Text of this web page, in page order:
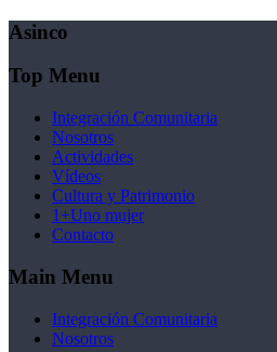
Asinco
Top Menu
Integración Comunitaria
Nosotros
Actividades
Vídeos
Cultura y Patrimonio
1+Uno mujer
Contacto
Main Menu
Integración Comunitaria
Nosotros